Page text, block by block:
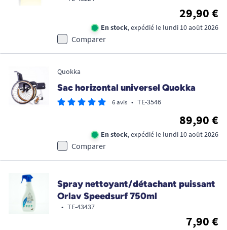
29,90 €
En stock, expédié le lundi 10 août 2026
Comparer
Quokka
Sac horizontal universel Quokka
6 avis • TE-3546
89,90 €
En stock, expédié le lundi 10 août 2026
Comparer
Spray nettoyant/détachant puissant
Orlav Speedsurf 750ml
• TE-43437
7,90 €